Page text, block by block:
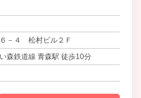
－４ 松村ビル２Ｆ
森鉄道線 青森駅 徒歩10分